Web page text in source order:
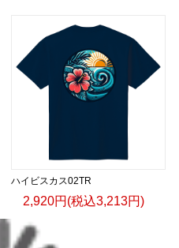
ハイビスカス02TR
2,920円(税込3,213円)